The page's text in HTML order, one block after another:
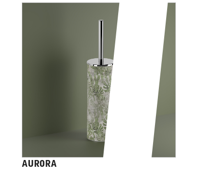
AURORA